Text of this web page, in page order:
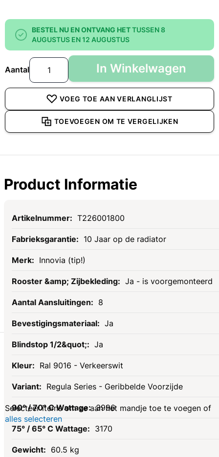
BESTEL NU EN ONTVANG HETTUSSEN 8
AUGUSTUS EN 12 AUGUSTUS
Aantal In Winkelwagen
VOEG TOE AAN VERLANGLIJST
TOEVOEGEN OM TE VERGELIJKEN
Product Informatie
Specificaties
T226001800
10 Jaar op de radiator
Innovia (tip!)
Ja - is voorgemonteerd
8
Ja
Ja
Ral 9016 - Verkeerswit
Regula Series - Geribbelde Voorzijde
3996
3170
60.5 kg
Gerelateerde
producten
Selecteer items om ze aan het mandje toe te voegen of
alles selecteren